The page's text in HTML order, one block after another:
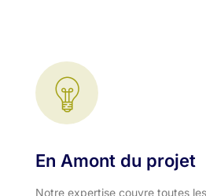
En Amont du projet
Notre expertise couvre toutes